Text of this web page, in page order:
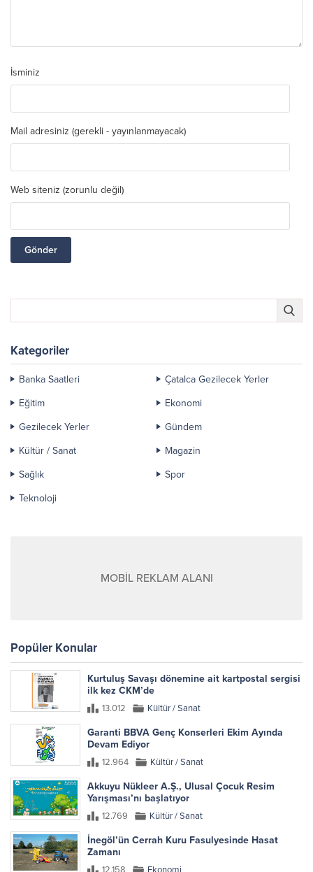
İsminiz
Mail adresiniz (gerekli - yayınlanmayacak)
Web siteniz (zorunlu değil)
Kategoriler
Banka Saatleri
Çatalca Gezilecek Yerler
Eğitim
Ekonomi
Gezilecek Yerler
Gündem
Kültür / Sanat
Magazin
Sağlık
Spor
Teknoloji
MOBİL REKLAM ALANI
Popüler Konular
Kurtuluş Savaşı dönemine ait kartpostal sergisi
ilk kez CKM’de
13.012 Kültür / Sanat
Garanti BBVA Genç Konserleri Ekim Ayında
Devam Ediyor
12.964 Kültür / Sanat
Akkuyu Nükleer A.Ş., Ulusal Çocuk Resim
Yarışması’nı başlatıyor
12.769 Kültür / Sanat
İnegöl’ün Cerrah Kuru Fasulyesinde Hasat
Zamanı
12.158 Ekonomi